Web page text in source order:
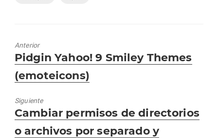
Anterior
Entrada
anterior:
Pidgin Yahoo! 9 Smiley Themes
(emoteicons)
Siguiente
Entrada
siguiente:
Cambiar permisos de directorios
o archivos por separado y